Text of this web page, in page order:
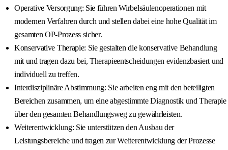
Operative Versorgung: Sie führen Wirbelsäulenoperationen mit
modernen Verfahren durch und stellen dabei eine hohe Qualität im
gesamten OP-Prozess sicher.
Konservative Therapie: Sie gestalten die konservative Behandlung
mit und tragen dazu bei, Therapieentscheidungen evidenzbasiert und
individuell zu treffen.
Interdisziplinäre Abstimmung: Sie arbeiten eng mit den beteiligten
Bereichen zusammen, um eine abgestimmte Diagnostik und Therapie
über den gesamten Behandlungsweg zu gewährleisten.
Weiterentwicklung: Sie unterstützen den Ausbau der
Leistungsbereiche und tragen zur Weiterentwicklung der Prozesse